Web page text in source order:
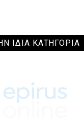
ΙΔΙΑ ΚΑΤΗΓΟΡΙΑ